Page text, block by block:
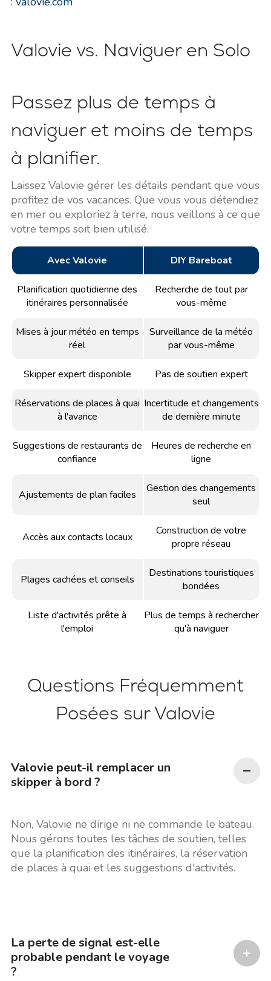
Valovie vs. Naviguer en Solo
Passez plus de temps à
naviguer et moins de temps
à planifier.
Laissez Valovie gérer les détails pendant que vous
profitez de vos vacances. Que vous vous détendiez
en mer ou exploriez à terre, nous veillons à ce que
votre temps soit bien utilisé.
Avec Valovie DIY Bareboat
Planification quotidienne des
itinéraires personnalisée
Recherche de tout par
vous-même
Mises à jour météo en temps
réel
Surveillance de la météo
par vous-même
Skipper expert disponible Pas de soutien expert
Réservations de places à quai
à l'avance
Incertitude et changements
de dernière minute
Suggestions de restaurants de
confiance
Heures de recherche en
ligne
Ajustements de plan faciles
Gestion des changements
seul
Accès aux contacts locaux
Construction de votre
propre réseau
Plages cachées et conseils
Destinations touristiques
bondées
Liste d'activités prête à
l'emploi
Plus de temps à rechercher
qu'à naviguer
Questions Fréquemment
Posées sur Valovie
Valovie peut-il remplacer un
skipper à bord ?
Non, Valovie ne dirige ni ne commande le bateau.
Nous gérons toutes les tâches de soutien, telles
que la planification des itinéraires, la réservation
de places à quai et les suggestions d'activités.
La perte de signal est-elle
probable pendant le voyage
?